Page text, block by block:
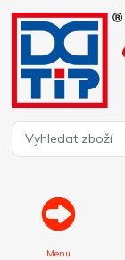
Menu